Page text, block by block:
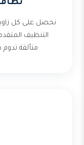
نحصل على كل
التنظيف
متألقة